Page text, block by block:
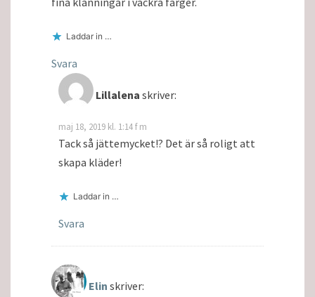
Laddar in …
Svara
Lillalena skriver:
maj 18, 2019 kl. 1:14 f m
Tack så jättemycket!? Det är så roligt att
skapa kläder!
Laddar in …
Svara
Elin skriver: